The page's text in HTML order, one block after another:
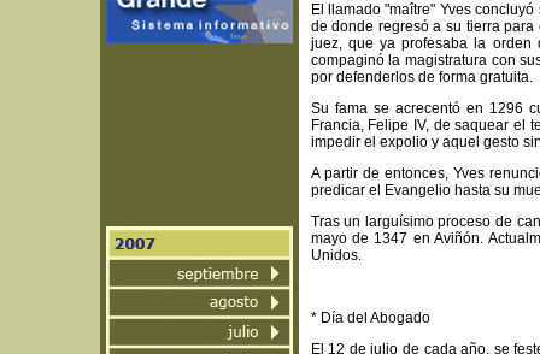
El llamado "maître" Yves
de donde regresó a su tierra
juez, que ya profesaba la orden
compaginó la magistratura con
por defenderlos de forma gratuita.
Su fama se acrecentó en 1296
Francia, Felipe IV, de saquear el
impedir el expolio y aquel gesto
A partir de entonces, Yves
predicar el Evangelio hasta su
Tras un larguísimo proceso de
mayo de 1347 en Aviñón.
Unidos.
* Día del Abogado
El 12 de julio de cada año, se